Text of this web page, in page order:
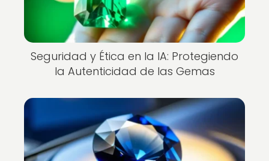
Seguridad y Ética en la IA: Protegiendo
la Autenticidad de las Gemas